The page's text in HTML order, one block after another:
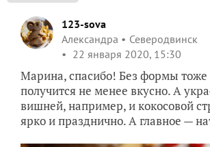
123-sova
Александра
Северодвинск
22 января 2020, 15:30
Марина, спасибо! Без формы
получится не менее вкусно. А
вишней, например, и кокосовой
ярко и празднично. А главное —